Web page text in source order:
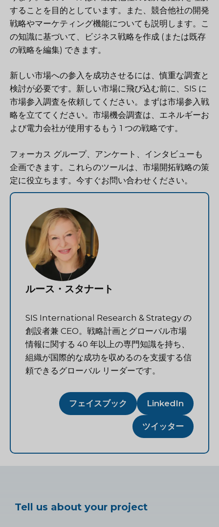
することを目的としています。また、競合他社の開発
戦略やマーケティング機能についても説明します。こ
の知識に基づいて、ビジネス戦略を作成 (または既存
の戦略を編集) できます。
新しい市場への参入を成功させるには、慎重な調査と
検討が必要です。新しい市場に飛び込む前に、SIS に
市場参入調査を依頼してください。まずは市場参入戦
略を立ててください。市場機会調査は、エネルギーお
よび電力会社が使用するもう 1 つの戦略です。
フォーカス グループ、アンケート、インタビューも
企画できます。これらのツールは、市場開拓戦略の策
定に役立ちます。今すぐお問い合わせください。
ルース・スタナート
SIS International Research & Strategy の
創設者兼 CEO。戦略計画とグローバル市場
情報に関する 40 年以上の専門知識を持ち、
組織が国際的な成功を収めるのを支援する信
頼できるグローバル リーダーです。
フェイスブック LinkedIn
ツイッター
Tell us about your project